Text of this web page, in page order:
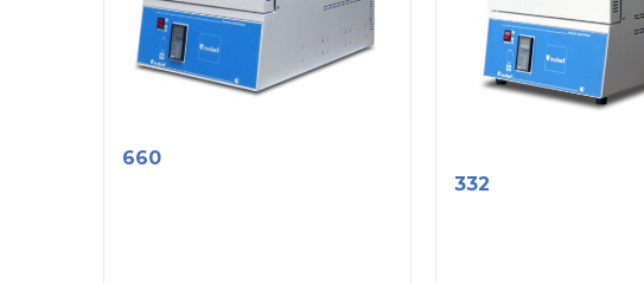
660
332